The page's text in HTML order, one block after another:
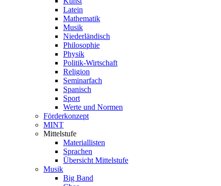
Latein
Mathematik
Musik
Niederländisch
Philosophie
Physik
Politik-Wirtschaft
Religion
Seminarfach
Spanisch
Sport
Werte und Normen
Förderkonzept
MINT
Mittelstufe
Materiallisten
Sprachen
Übersicht Mittelstufe
Musik
Big Band